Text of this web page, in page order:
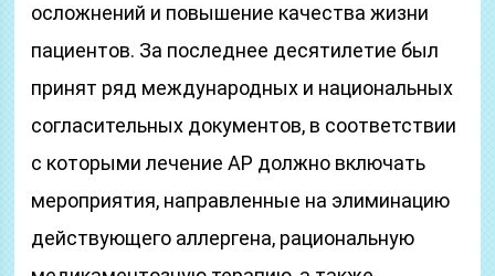
осложнений и повышение качества жизни
пациентов. За последнее десятилетие был
принят ряд международных и национальных
согласительных документов, в соответствии
с которыми лечение АР должно включать
мероприятия, направленные на элиминацию
действующего аллергена, рациональную